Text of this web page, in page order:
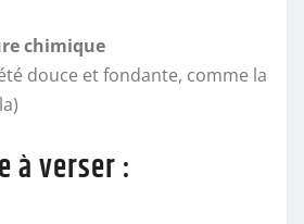
chimique
douce et fondante, comme la
à verser :